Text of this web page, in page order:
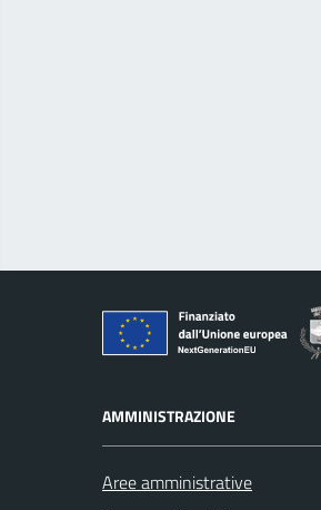
AMMINISTRAZIONE
Aree amministrative